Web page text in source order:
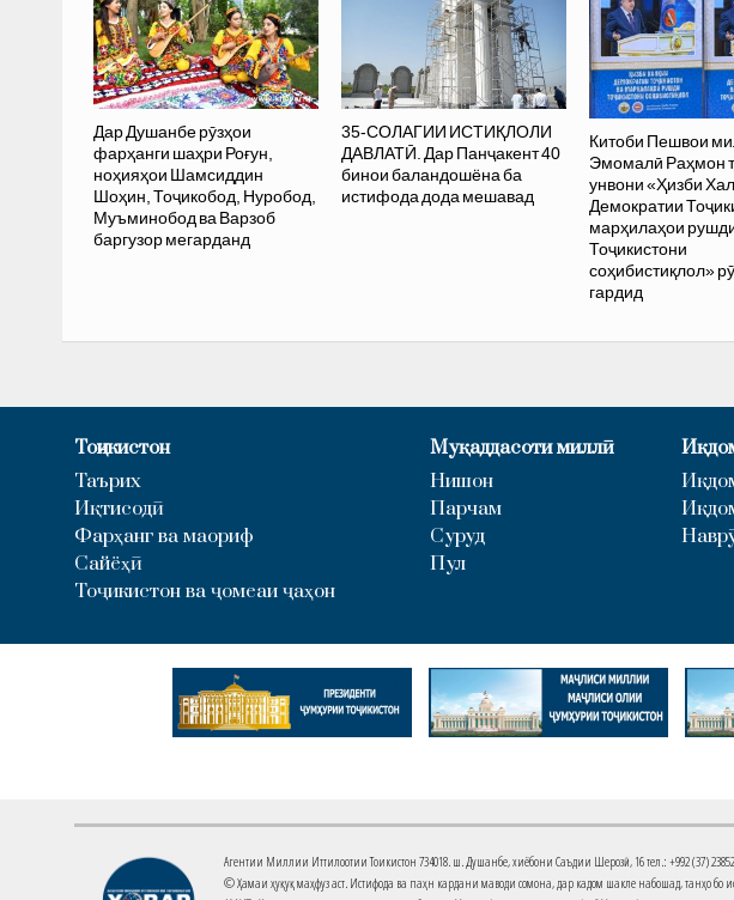
Дар Душанбе рӯзҳои
фарҳанги шаҳри Роғун,
ноҳияҳои Шамсиддин
Шоҳин, Тоҷикобод, Нуробод,
Муъминобод ва Варзоб
баргузор мегарданд
35-СОЛАГИИ ИСТИҚЛОЛИ
ДАВЛАТӢ. Дар Панҷакент 40
бинои баландошёна ба
истифода дода мешавад
Китоби Пешвои
Эмомалӣ Раҳмон
унвони «Ҳизби
Демократии
марҳилаҳои
Тоҷикистони
соҳибистиқлол»
гардид
Тоҷикистон
Таърих
Иқтисодӣ
Фарҳанг ва маориф
Сайёҳӣ
Тоҷикистон ва ҷомеаи ҷаҳон
Муқаддасоти миллӣ
Нишон
Парчам
Суруд
Пул
Агентии Миллии Иттилоотии Тоҷикистон 734018. ш. Душанбе, хиёбони Саъдии Шерозӣ, 16 тел.: +992 (37)
© Ҳамаи ҳуқуқ маҳфуз аст. Истифода ва паҳн кардани маводи сомона, дар кадом шакле набошад, танҳо бо